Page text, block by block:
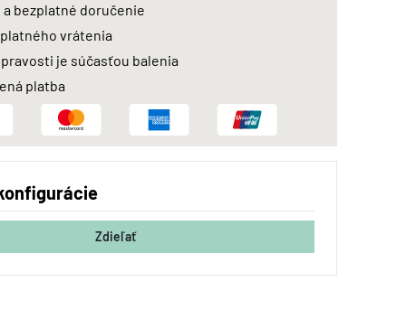
bezplatné doručenie
vrátenia
je súčasťou balenia
platba
Zdieľať